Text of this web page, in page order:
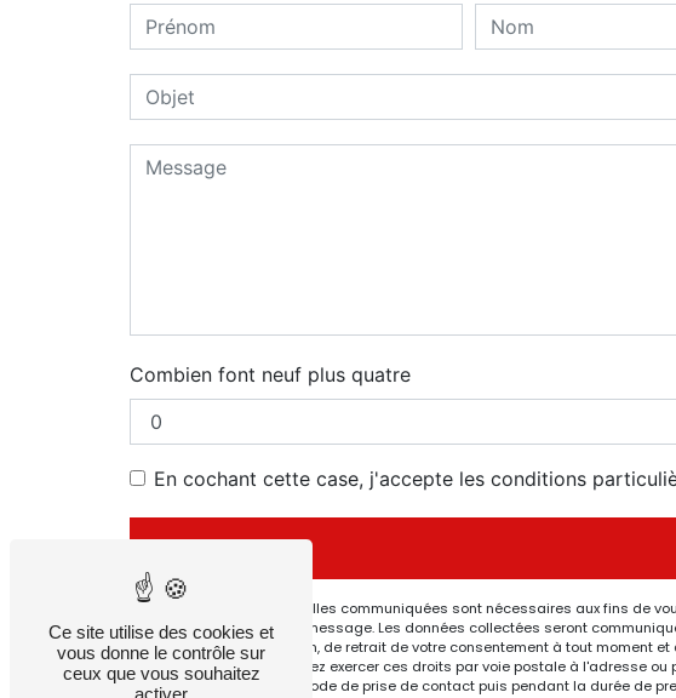
Combien font neuf plus quatre
En cochant cette case, j'accepte les conditions
** Les données personnelles communiquées sont nécessaires aux fins de
but de répondre à votre message. Les données collectées seront
de limitation, d’opposition, de retrait de votre consentement à tout moment
post-mortem. Vous pouvez exercer ces droits par voie postale à l'adresse
données pendant la période de prise de contact puis pendant la durée de
Ce site utilise des cookies et
vous donne le contrôle sur
ceux que vous souhaitez
activer